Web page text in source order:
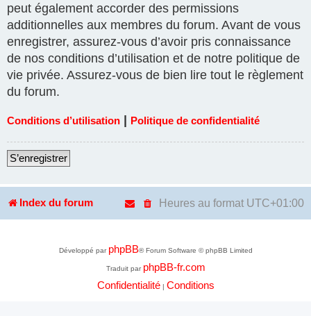
peut également accorder des permissions
additionnelles aux membres du forum. Avant de vous
enregistrer, assurez-vous d’avoir pris connaissance
de nos conditions d’utilisation et de notre politique de
vie privée. Assurez-vous de bien lire tout le règlement
du forum.
Conditions d’utilisation Politique de confidentialité
S’enregistrer
Index du forum Heures au format UTC+01:00
Développé par phpBB® Forum Software © phpBB Limited
Traduit par phpBB-fr.com
Confidentialité| Conditions